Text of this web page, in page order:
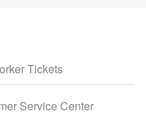
Tickets
Service Center